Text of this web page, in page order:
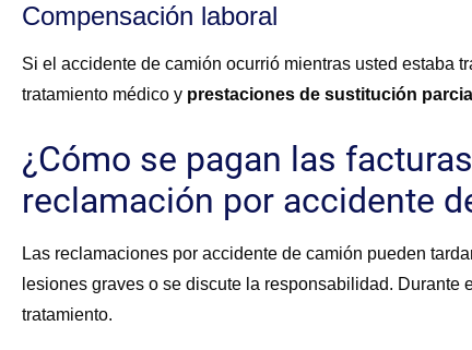
Compensación laboral
Si el accidente de camión ocurrió mientras usted estaba
tratamiento médico y prestaciones de sustitución
¿Cómo se pagan las
reclamación por accidente
Las reclamaciones por accidente de camión pueden
lesiones graves o se discute la responsabilidad.
tratamiento.